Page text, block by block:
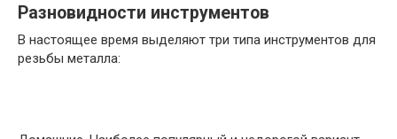
Разновидности инструментов
В настоящее время выделяют три типа инструментов для
резьбы металла: